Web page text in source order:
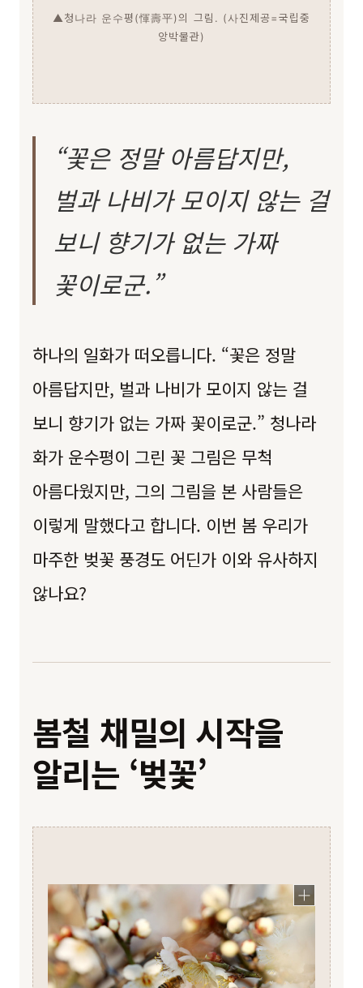
▲청나라 운수평(惲壽平)의 그림. (사진제공=국립중
앙박물관)
“꽃은 정말 아름답지만,
벌과 나비가 모이지 않는 걸
보니 향기가 없는 가짜
꽃이로군.”
하나의 일화가 떠오릅니다. “꽃은 정말
아름답지만, 벌과 나비가 모이지 않는 걸
보니 향기가 없는 가짜 꽃이로군.” 청나라
화가 운수평이 그린 꽃 그림은 무척
아름다웠지만, 그의 그림을 본 사람들은
이렇게 말했다고 합니다. 이번 봄 우리가
마주한 벚꽃 풍경도 어딘가 이와 유사하지
않나요?
봄철 채밀의 시작을
알리는 ‘벚꽃’